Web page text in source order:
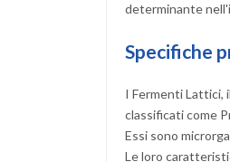
determinante
Specifiche
I Fermenti Lattici,
classificati come
Essi sono
Le loro